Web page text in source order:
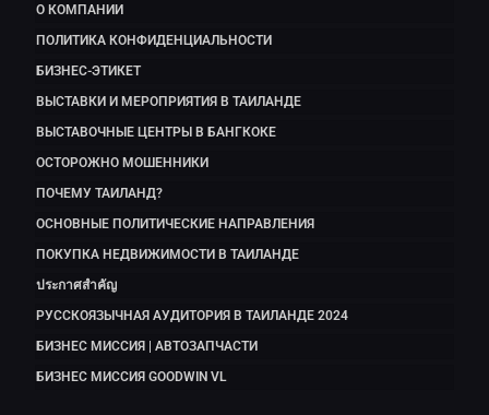
О КОМПАНИИ
ПОЛИТИКА КОНФИДЕНЦИАЛЬНОСТИ
БИЗНЕС-ЭТИКЕТ
ВЫСТАВКИ И МЕРОПРИЯТИЯ В ТАИЛАНДЕ
ВЫСТАВОЧНЫЕ ЦЕНТРЫ В БАНГКОКЕ
ОСТОРОЖНО МОШЕННИКИ
ПОЧЕМУ ТАИЛАНД?
ОСНОВНЫЕ ПОЛИТИЧЕСКИЕ НАПРАВЛЕНИЯ
ПОКУПКА НЕДВИЖИМОСТИ В ТАИЛАНДЕ
ประกาศสำคัญ
РУССКОЯЗЫЧНАЯ АУДИТОРИЯ В ТАИЛАНДЕ 2024
БИЗНЕС МИССИЯ | АВТОЗАПЧАСТИ
БИЗНЕС МИССИЯ GOODWIN VL